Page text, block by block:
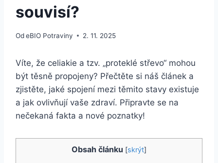
souvisí?
OdeBIO Potraviny 2. 11. 2025
Víte, že celiakie a tzv. „proteklé střevo“ mohou
být těsně propojeny? Přečtěte si náš článek a
zjistěte, jaké spojení mezi těmito stavy existuje
a jak ovlivňují vaše zdraví. Připravte se na
nečekaná fakta a nové poznatky!
Obsah článku [skrýt]